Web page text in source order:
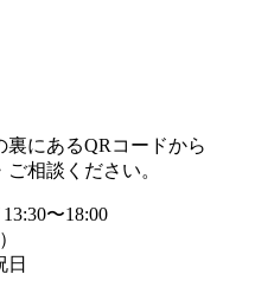
にあるQRコードから
相談ください。
〜18:00
日